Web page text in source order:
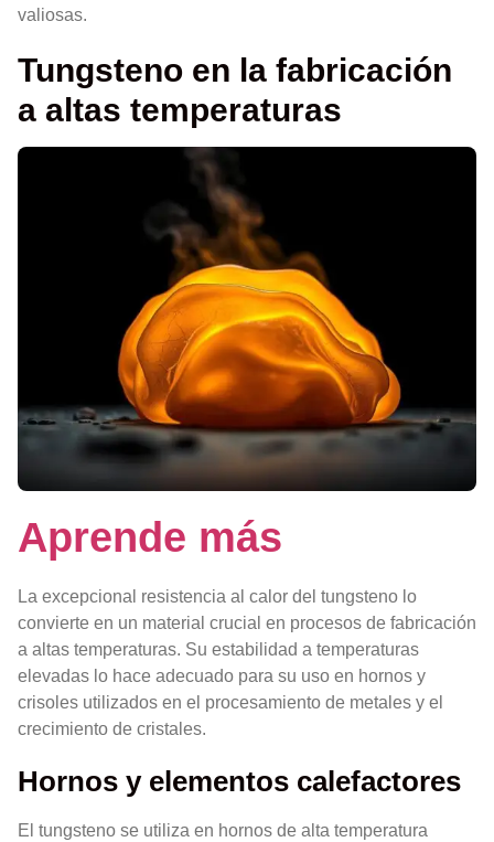
valiosas.
Tungsteno en la fabricación
a altas temperaturas
Aprende más
La excepcional resistencia al calor del tungsteno lo
convierte en un material crucial en procesos de fabricación
a altas temperaturas. Su estabilidad a temperaturas
elevadas lo hace adecuado para su uso en hornos y
crisoles utilizados en el procesamiento de metales y el
crecimiento de cristales.
Hornos y elementos calefactores
El tungsteno se utiliza en hornos de alta temperatura